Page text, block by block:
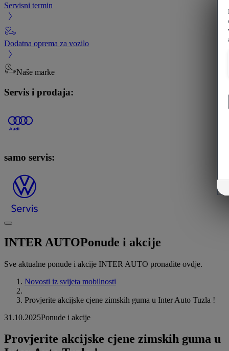
Servisni termin
Dodatna oprema za vozilo
Naše marke
Servis i prodaja:
samo servis:
INTER AUTOPonude i akcije
Sve aktualne ponude i akcije INTER AUTO pronađite ovdje.
Novosti iz svijeta mobilnosti
Provjerite akcijske cjene zimskih guma u Inter Auto Tuzla !
31.10.2025Ponude i akcije
Provjerite akcijske cjene zimskih guma u